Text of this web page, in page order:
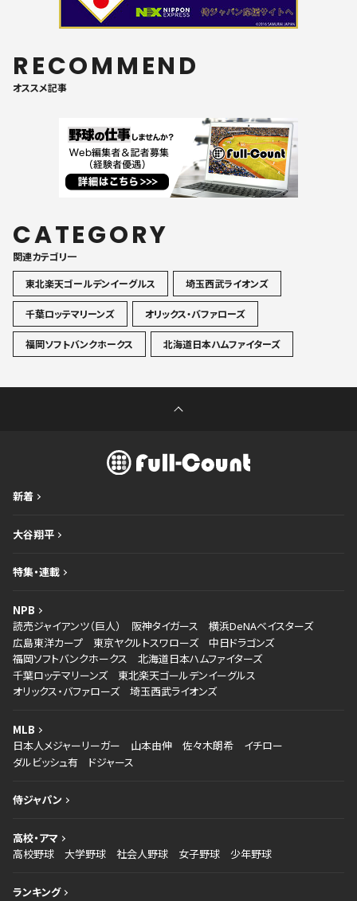
RECOMMEND
オススメ記事
CATEGORY
関連カテゴリ一
東北楽天ゴールデンイーグルス
埼玉西武ライオンズ
千葉ロッテマリーンズ オリックス・バファローズ
福岡ソフトバンクホークス 北海道日本ハムファイターズ
新着
大谷翔平
特集・連載
NPB
読売ジャイアンツ（巨人）
阪神タイガース
横浜DeNAベイスターズ
広島東洋カープ
東京ヤクルトスワローズ
中日ドラゴンズ
福岡ソフトバンクホークス
北海道日本ハムファイターズ
千葉ロッテマリーンズ
東北楽天ゴールデンイーグルス
オリックス・バファローズ
埼玉西武ライオンズ
MLB
日本人メジャーリーガー
山本由伸 佐々木朗希
イチロー
ダルビッシュ有
ドジャース
侍ジャパン
高校・アマ
高校野球
大学野球 社会人野球 女子野球 少年野球
ランキング